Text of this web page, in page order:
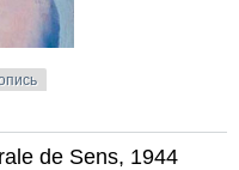
de Sens, 1944